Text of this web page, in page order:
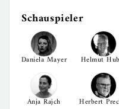
Schauspieler
Daniela Mayer Helmut
Anja Rajch Herbert